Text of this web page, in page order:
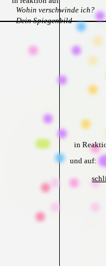
Wohin verschwinde ich?
Dein Spiegenbild
in
und auf: